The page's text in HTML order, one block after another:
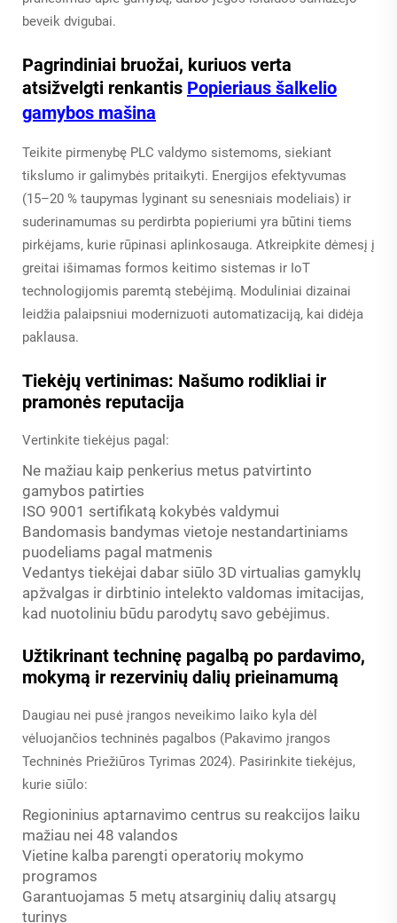
beveik dvigubai.
Pagrindiniai bruožai, kuriuos verta
atsižvelgti renkantis Popieriaus šalkelio
gamybos mašina
Teikite pirmenybę PLC valdymo sistemoms, siekiant
tikslumo ir galimybės pritaikyti. Energijos efektyvumas
(15–20 % taupymas lyginant su senesniais modeliais) ir
suderinamumas su perdirbta popieriumi yra būtini tiems
pirkėjams, kurie rūpinasi aplinkosauga. Atkreipkite dėmesį į
greitai išimamas formos keitimo sistemas ir IoT
technologijomis paremtą stebėjimą. Moduliniai dizainai
leidžia palaipsniui modernizuoti automatizaciją, kai didėja
paklausa.
Tiekėjų vertinimas: Našumo rodikliai ir
pramonės reputacija
Vertinkite tiekėjus pagal:
Ne mažiau kaip penkerius metus patvirtinto
gamybos patirties
ISO 9001 sertifikatą kokybės valdymui
Bandomasis bandymas vietoje nestandartiniams
puodeliams pagal matmenis
Vedantys tiekėjai dabar siūlo 3D virtualias gamyklų
apžvalgas ir dirbtinio intelekto valdomas imitacijas,
kad nuotoliniu būdu parodytų savo gebėjimus.
Užtikrinant techninę pagalbą po pardavimo,
mokymą ir rezervinių dalių prieinamumą
Daugiau nei pusė įrangos neveikimo laiko kyla dėl
vėluojančios techninės pagalbos (Pakavimo įrangos
Techninės Priežiūros Tyrimas 2024). Pasirinkite tiekėjus,
kurie siūlo:
Regioninius aptarnavimo centrus su reakcijos laiku
mažiau nei 48 valandos
Vietine kalba parengti operatorių mokymo
programos
Garantuojamas 5 metų atsarginių dalių atsargų
turinys